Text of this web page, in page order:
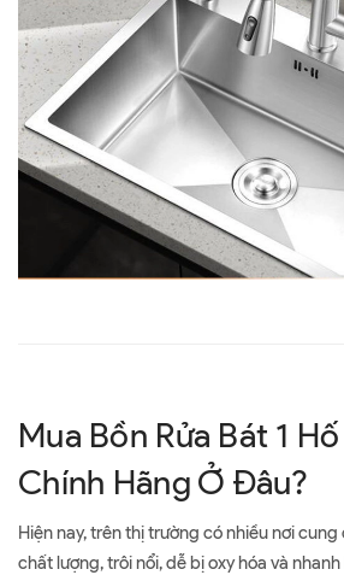
Mua Bồn Rửa Bát 1
Chính Hãng Ở Đâu?
Hiện nay, trên thị trường có nhiều nơi
chất lượng, trôi nổi, dễ bị oxy hóa và